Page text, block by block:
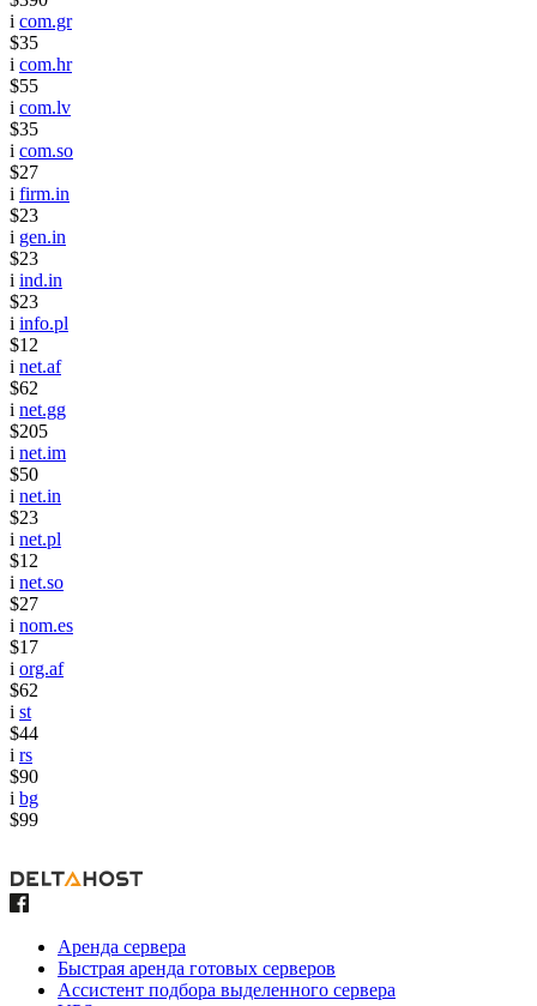
i com.gr
$35
i com.hr
$55
i com.lv
$35
i com.so
$27
i firm.in
$23
i gen.in
$23
i ind.in
$23
i info.pl
$12
i net.af
$62
i net.gg
$205
i net.im
$50
i net.in
$23
i net.pl
$12
i net.so
$27
i nom.es
$17
i org.af
$62
i st
$44
i rs
$90
i bg
$99
Аренда сервера
Быстрая аренда готовых серверов
Ассистент подбора выделенного сервера